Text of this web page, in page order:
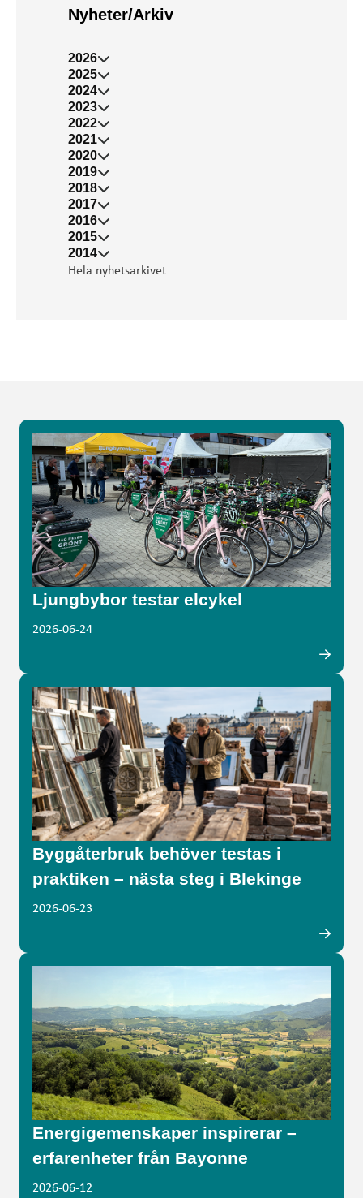
Nyheter/Arkiv
2026
2025
2024
2023
2022
2021
2020
2019
2018
2017
2016
2015
2014
Hela nyhetsarkivet
Ljungbybor testar elcykel
2026-06-24
Byggåterbruk behöver testas i
praktiken – nästa steg i Blekinge
2026-06-23
Energigemenskaper inspirerar –
erfarenheter från Bayonne
2026-06-12